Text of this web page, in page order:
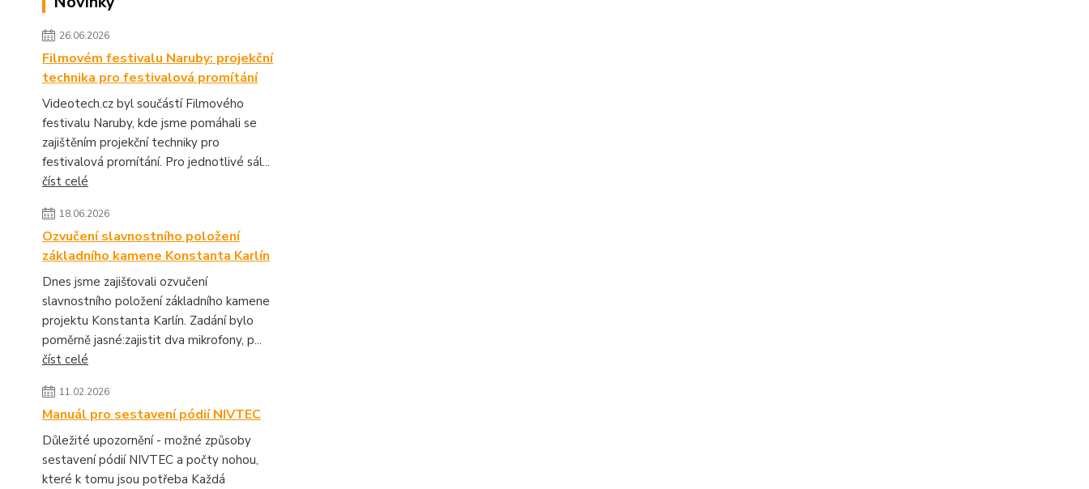
26.06.2026
Filmovém festivalu Naruby: projekční
technika pro festivalová promítání
Videotech.cz byl součástí Filmového
festivalu Naruby, kde jsme pomáhali se
zajištěním projekční techniky pro
festivalová promítání. Pro jednotlivé sál...
číst celé
18.06.2026
Ozvučení slavnostního položení
základního kamene Konstanta Karlín
Dnes jsme zajišťovali ozvučení
slavnostního položení základního kamene
projektu Konstanta Karlín. Zadání bylo
poměrně jasné:zajistit dva mikrofony, p...
číst celé
11.02.2026
Manuál pro sestavení pódií NIVTEC
Důležité upozornění - možné způsoby
sestavení pódií NIVTEC a počty nohou,
které k tomu jsou potřeba Každá